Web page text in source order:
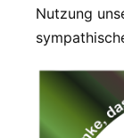
Nutzung